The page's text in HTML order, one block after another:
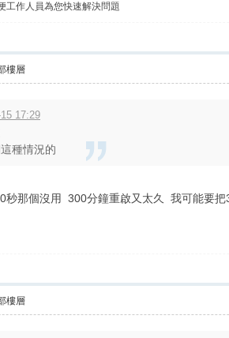
工作人員為您快速解決問題
樓層
17:29
種情況的
那個沒用 300分鐘重啟又太久 我可能要把
樓層